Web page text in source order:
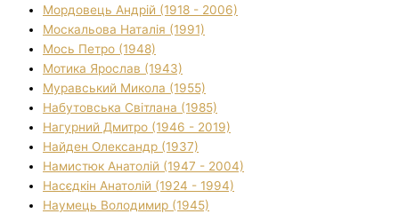
Мордовець Андрій (1918 - 2006)
Москальова Наталія (1991)
Мось Петро (1948)
Мотика Ярослав (1943)
Муравський Микола (1955)
Набутовська Світлана (1985)
Нагурний Дмитро (1946 - 2019)
Найден Олександр (1937)
Намистюк Анатолій (1947 - 2004)
Насєдкін Анатолій (1924 - 1994)
Наумець Володимир (1945)